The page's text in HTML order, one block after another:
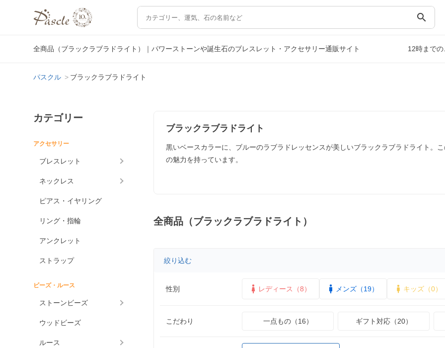
search
全商品（ブラックラブラドライト）｜パワーストーンや誕生石のブレスレット・アクセサリー通販サイト 12時まで
パスクル ブラックラブラドライト
カテゴリー
アクセサリー
ブレスレット
ネックレス
ピアス・イヤリング
リング・指輪
アンクレット
ストラップ
ビーズ・ルース
ストーンビーズ
ウッドビーズ
ルース
ブラックラブラドライト
黒いベースカラーに、ブルーのラブラドレッセンスが美しいブラックラブラドライト。
の魅力を持っています。
全商品（ブラックラブラドライト）
絞り込む
性別 レディース（8） メンズ（19） キッズ（0）
こだわり 一点もの（16） ギフト対応（20）